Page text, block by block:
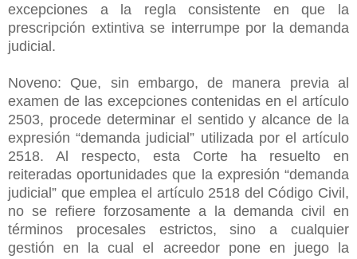
excepciones a la regla consistente en que la
prescripción extintiva se interrumpe por la demanda
judicial.
Noveno: Que, sin embargo, de manera previa al
examen de las excepciones contenidas en el artículo
2503, procede determinar el sentido y alcance de la
expresión “demanda judicial” utilizada por el artículo
2518. Al respecto, esta Corte ha resuelto en
reiteradas oportunidades que la expresión “demanda
judicial” que emplea el artículo 2518 del Código Civil,
no se refiere forzosamente a la demanda civil en
términos procesales estrictos, sino a cualquier
gestión en la cual el acreedor pone en juego la